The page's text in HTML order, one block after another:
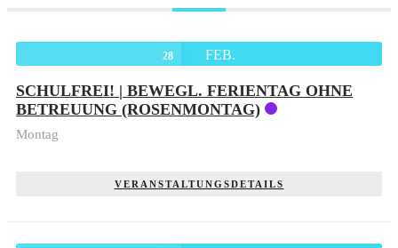
28 FEB.
SCHULFREI! | BEWEGL. FERIENTAG OHNE
BETREUUNG (ROSENMONTAG)
Montag
VERANSTALTUNGSDETAILS